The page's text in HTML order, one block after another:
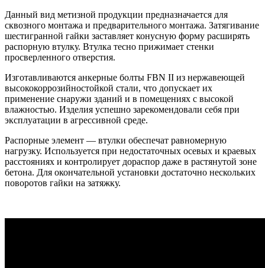
Данный вид метизной продукции предназначается для
сквозного монтажа и предварительного монтажа. Затягивание
шестигранной гайки заставляет конусную форму расширять
распорную втулку. Втулка тесно прижимает стенки
просверленного отверстия.
Изготавливаются анкерные болты FBN II из нержавеющей
высококоррозийностойкой стали, что допускает их
применение снаружи зданий и в помещениях с высокой
влажностью. Изделия успешно зарекомендовали себя при
эксплуатации в агрессивной среде.
Распорные элемент — втулки обеспечат равномерную
нагрузку. Используется при недостаточных осевых и краевых
расстояниях и контролирует дораспор даже в растянутой зоне
бетона. Для окончательной установки достаточно нескольких
поворотов гайки на затяжку.